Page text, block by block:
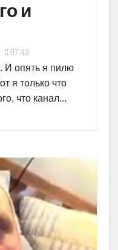
и
07:43
И опять я пилю
я только что
что канал...